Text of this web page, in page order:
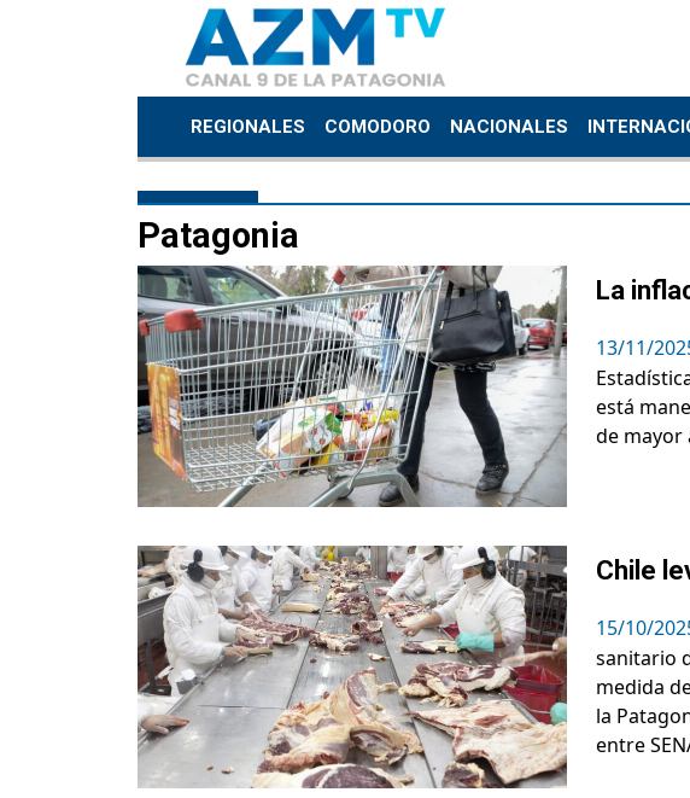
REGIONALES COMODORO NACIONALES
Patagonia
La
13/11/
está
de mayor
Chile
15/10/
sanitario
medida
la
entre